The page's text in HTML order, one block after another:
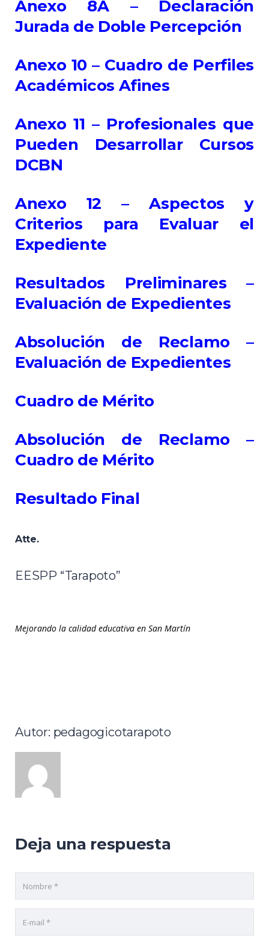
Anexo 8A – Declaración
Jurada de Doble Percepción
Anexo 10 – Cuadro de Perfiles
Académicos Afines
Anexo 11 – Profesionales que
Pueden Desarrollar Cursos
DCBN
Anexo 12 – Aspectos y
Criterios para Evaluar el
Expediente
Resultados Preliminares –
Evaluación de Expedientes
Absolución de Reclamo –
Evaluación de Expedientes
Cuadro de Mérito
Absolución de Reclamo –
Cuadro de Mérito
Resultado Final
Atte.
EESPP “Tarapoto”
Mejorando la calidad educativa en San Martín
Autor: pedagogicotarapoto
Deja una respuesta